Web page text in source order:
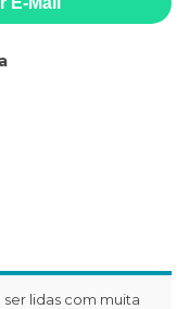
lidas com muita